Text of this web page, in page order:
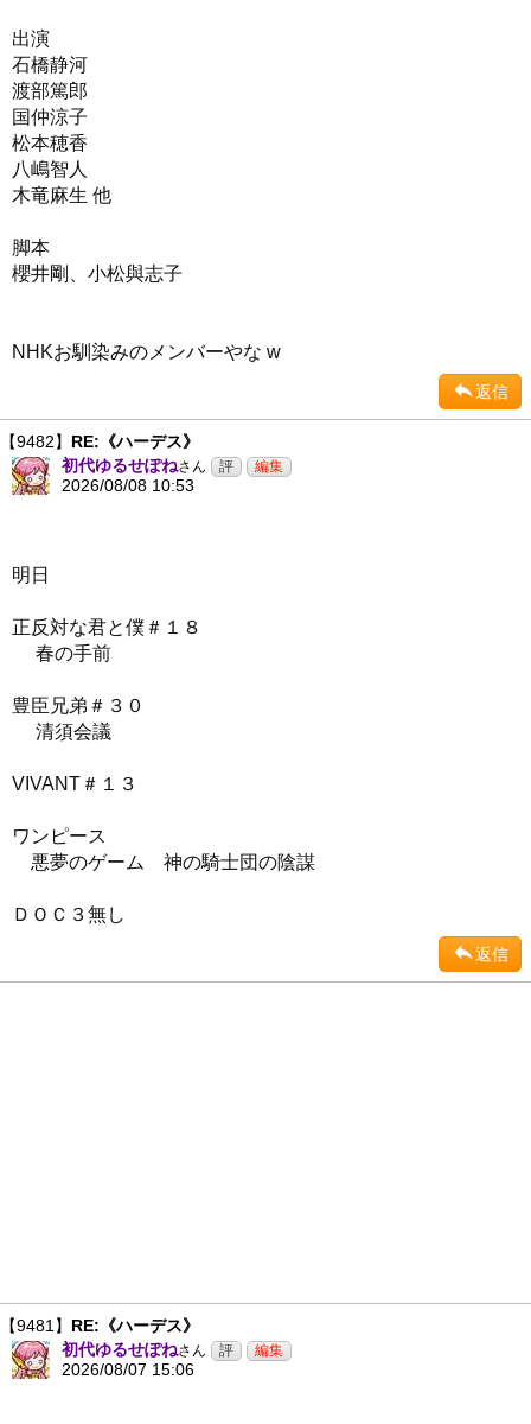
出演
石橋静河
渡部篤郎
国仲涼子
松本穂香
八嶋智人
木竜麻生 他
脚本
櫻井剛、小松與志子
NHKお馴染みのメンバーやな w
返信
【9482】 RE:《ハーデス》
初代ゆるせぽねさん
2026/08/08 10:53
明日
正反対な君と僕＃１８
春の手前
豊臣兄弟＃３０
清須会議
VIVANT＃１３
ワンピース
悪夢のゲーム 神の騎士団の陰謀
ＤＯＣ３無し
返信
【9481】 RE:《ハーデス》
初代ゆるせぽねさん
2026/08/07 15:06